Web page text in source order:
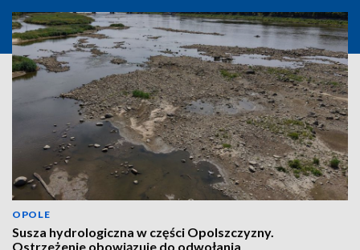
OPOLE
Susza hydrologiczna w części Opolszczyzny.
Ostrzeżenie obowiązuje do odwołania